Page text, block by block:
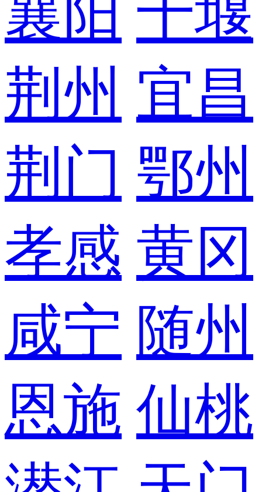
襄阳 十堰
荆州 宜昌
荆门 鄂州
孝感 黄冈
咸宁 随州
恩施 仙桃